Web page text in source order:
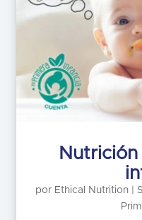
por Ethical Nutrition|